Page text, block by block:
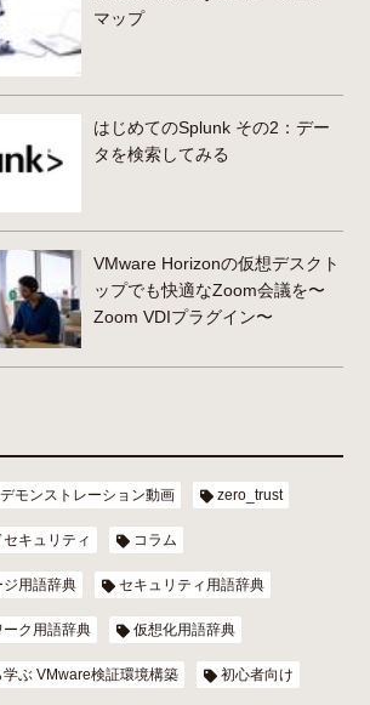
マップ
はじめてのSplunk その2：デー
タを検索してみる
VMware Horizonの仮想デスクト
ップでも快適なZoom会議を〜
Zoom VDIプラグイン〜
モンストレーション動画 zero_trust
キュリティ コラム
ジ用語辞典 セキュリティ用語辞典
ーク用語辞典 仮想化用語辞典
学ぶ VMware検証環境構築 初心者向け